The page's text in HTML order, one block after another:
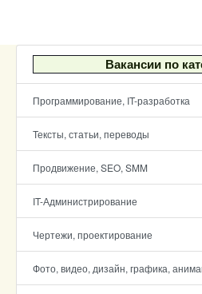
Вакансии по
Программирование, IT-разработка
Тексты, статьи, переводы
Продвижение, SEO, SMM
IT-Администрирование
Чертежи, проектирование
Фото, видео, дизайн, графика,